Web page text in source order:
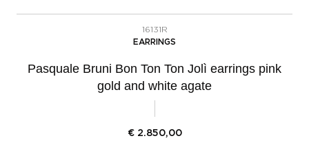
16131R
EARRINGS
Pasquale Bruni Bon Ton Ton Jolì earrings pink
gold and white agate
€ 2.850,00